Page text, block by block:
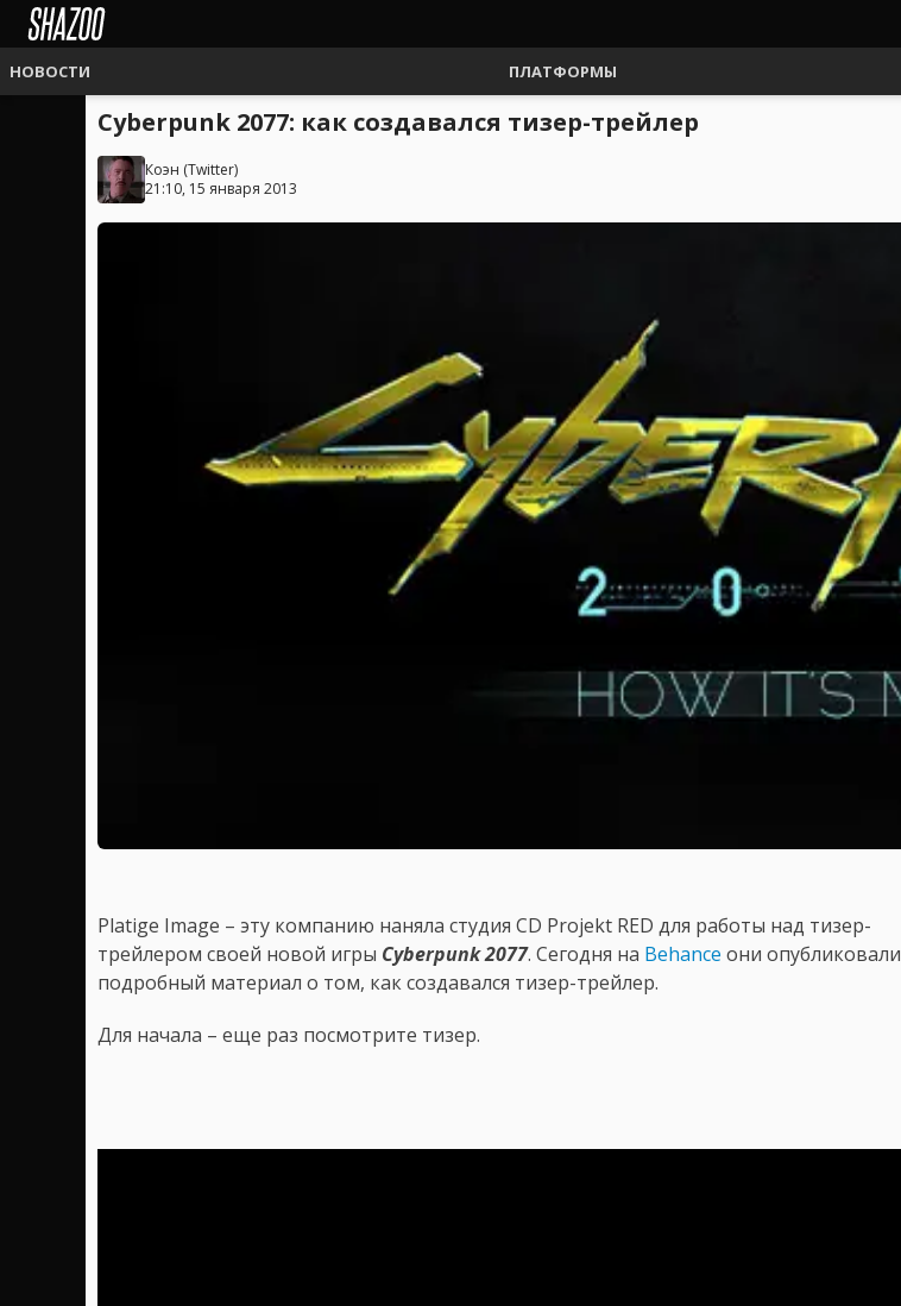
НОВОСТИ ПЛАТФОРМЫ
Cyberpunk 2077: как создавался тизер-трейлер
Коэн (Twitter)
21:10, 15 января 2013
Platige Image – эту компанию наняла студия CD Projekt RED для работы над тизер-
трейлером своей новой игры Cyberpunk 2077. Сегодня на Behance они опубликовали
подробный материал о том, как создавался тизер-трейлер.
Для начала – еще раз посмотрите тизер.